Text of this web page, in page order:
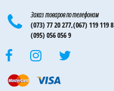
Заказ товаров по телефонам
(073) 77 20 277,(067) 119 119 8
(095) 056 056 9